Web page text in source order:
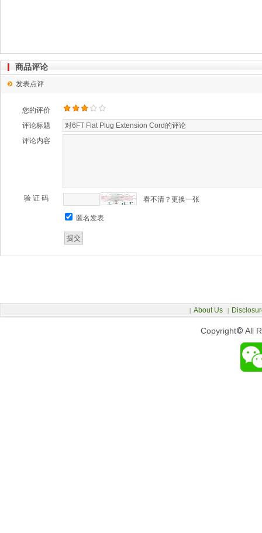
商品评论
发表点评
您的评价
评论标题
评论内容
验 证 码 看不清？更换一张
匿名发表
Copyright© All
| About Us |